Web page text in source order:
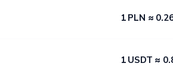
1​ PLN ≈
1​ USDT ≈